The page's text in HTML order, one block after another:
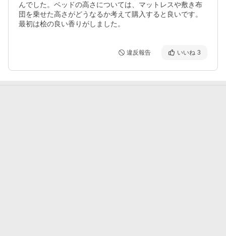
んでした。ベッドの高さについては、マットレスや敷き布
団を乗せた高さがどうなるか考えて購入すると良いです。
最初は桧の良い香りがしました。
違反報告 いいね 3